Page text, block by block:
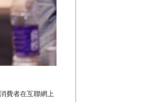
費者在互聯網上